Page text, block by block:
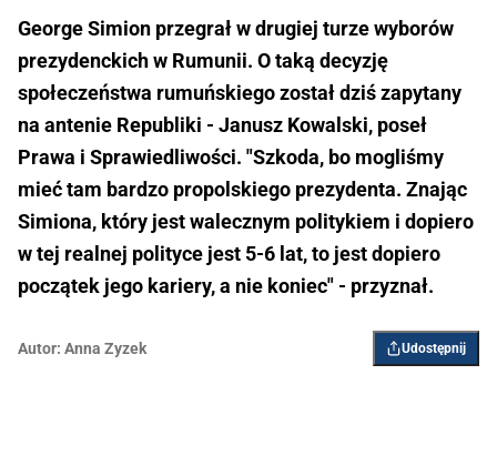
George Simion przegrał w drugiej turze wyborów
prezydenckich w Rumunii. O taką decyzję
społeczeństwa rumuńskiego został dziś zapytany
na antenie Republiki - Janusz Kowalski, poseł
Prawa i Sprawiedliwości. "Szkoda, bo mogliśmy
mieć tam bardzo propolskiego prezydenta. Znając
Simiona, który jest walecznym politykiem i dopiero
w tej realnej polityce jest 5-6 lat, to jest dopiero
początek jego kariery, a nie koniec" - przyznał.
Autor: Anna Zyzek Udostępnij